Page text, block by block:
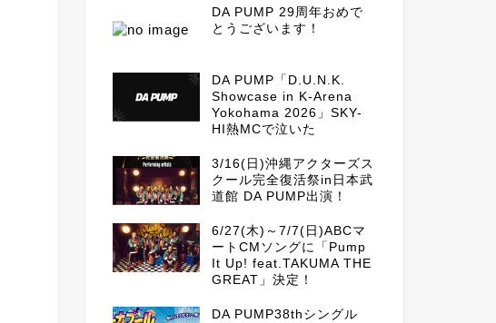
DA PUMP 29周年おめで
とうございます！
DA PUMP「D.U.N.K.
Showcase in K-Arena
Yokohama 2026」SKY-
HI熱MCで泣いた
3/16(日)沖縄アクターズス
クール完全復活祭in日本武
道館 DA PUMP出演！
6/27(木)～7/7(日)ABCマ
ートCMソングに「Pump
It Up! feat.TAKUMA THE
GREAT」決定！
DA PUMP38thシングル